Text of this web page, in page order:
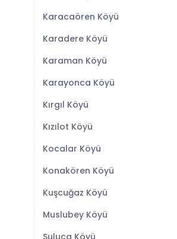
Karacaören Köyü
Karadere Köyü
Karaman Köyü
Karayonca Köyü
Kırgıl Köyü
Kızılot Köyü
Kocalar Köyü
Konakören Köyü
Kuşcuğaz Köyü
Muslubey Köyü
Suluca Köyü